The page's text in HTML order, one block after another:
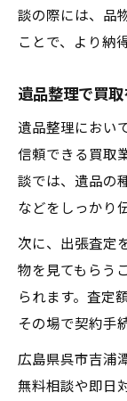
談の際には、品
ことで、より納
遺品整理で買
遺品整理におい
信頼できる買取
談では、遺品の
などをしっかり
次に、出張査定
物を見てもらう
られます。査定
その場で契約手
広島県呉市吉浦
無料相談や即日